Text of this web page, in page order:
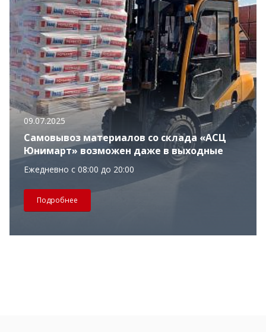
09.07.2025
Самовывоз материалов со склада «АСЦ
Юнимарт» возможен даже в выходные
Ежедневно с 08:00 до 20:00
Подробнее